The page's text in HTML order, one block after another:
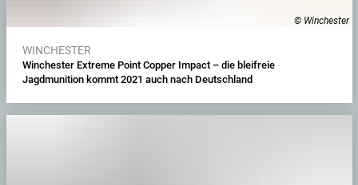
© Winchester
WINCHESTER
Winchester Extreme Point Copper Impact – die bleifreie
Jagdmunition kommt 2021 auch nach Deutschland